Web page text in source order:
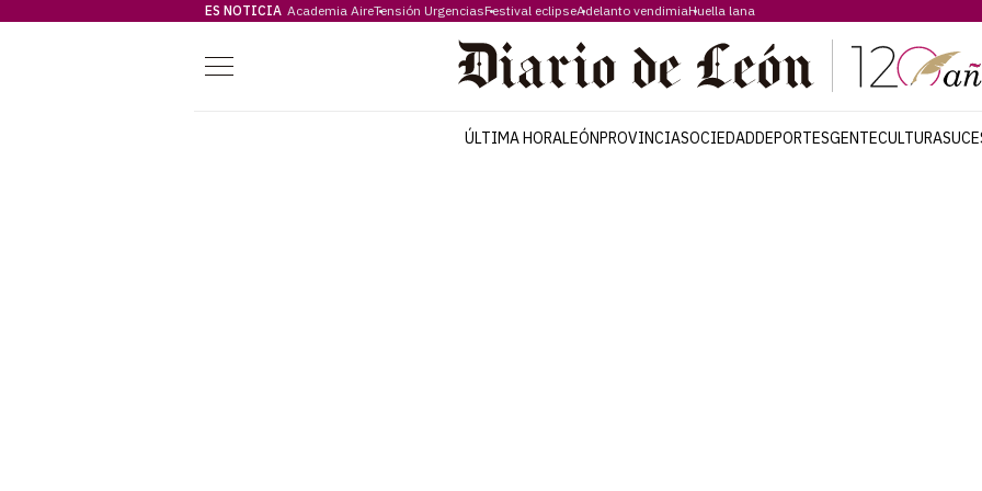
ES NOTICIA Academia AireTensión UrgenciasFestival eclipseAdelanto vendimiaHuella lana
Menú
ÚLTIMA HORALEÓNPROVINCIASOCIEDADDEPORTESGENTECULTURA